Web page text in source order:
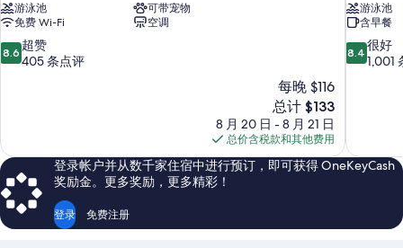
游泳池
可带宠物
免费 Wi-Fi
空调
8.6
分，
405
条
点
评
8.6 超赞
405 条点评
每晚 $116
新
价
格
$133
总计 $133
8 月 20 日 - 8 月 21 日
总价含税款和其他费用
游泳池
含早餐
8.4
分，
1,001
条
8.4 很好
1,001
登录帐户并从数千家住宿中进行预订，即可获得 OneKeyCash
奖励金。更多奖励，更多精彩！
登录 免费注册